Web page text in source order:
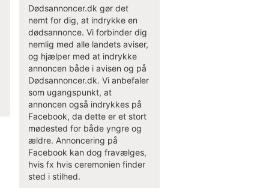
Dødsannoncer.dk gør det
nemt for dig, at indrykke en
dødsannonce. Vi forbinder dig
nemlig med alle landets aviser,
og hjælper med at indrykke
annoncen både i avisen og på
Dødsannoncer.dk. Vi anbefaler
som ugangspunkt, at
annoncen også indrykkes på
Facebook, da dette er et stort
mødested for både yngre og
ældre. Annoncering på
Facebook kan dog fravælges,
hvis fx hvis ceremonien finder
sted i stilhed.